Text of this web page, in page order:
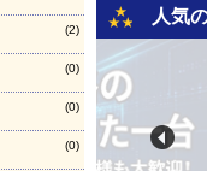
(2)
(0)
(0)
(0)
人気